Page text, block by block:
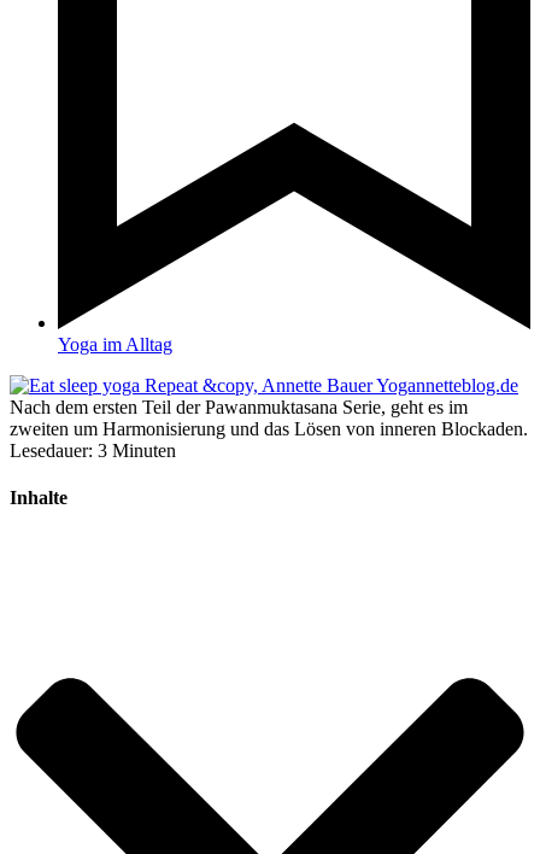
Yoga im Alltag
Nach dem ersten Teil der Pawanmuktasana Serie, geht es im
zweiten um Harmonisierung und das Lösen von inneren Blockaden.
Lesedauer: 3 Minuten
Inhalte